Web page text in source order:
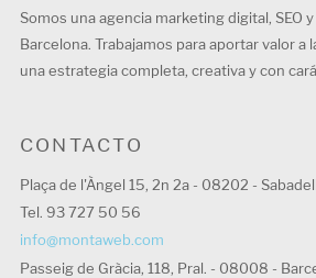
Somos una agencia marketing digital, SEO
Barcelona. Trabajamos para aportar valor a
una estrategia completa, creativa y con
CONTACTO
Plaça de l'Àngel 15, 2n 2a - 08202 - Sabadell
Tel. 93 727 50 56
info@montaweb.com
Passeig de Gràcia, 118, Pral. - 08008 -